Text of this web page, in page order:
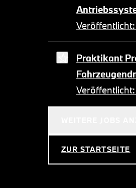
Praktikant
ZUR STARTSEITE